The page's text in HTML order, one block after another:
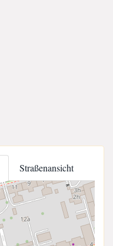
Straßenansicht